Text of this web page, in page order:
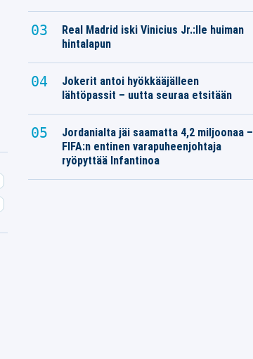
Real Madrid iski Vinicius Jr.:lle huiman
hintalapun
Jokerit antoi hyökkääjälleen
lähtöpassit – uutta seuraa etsitään
Jordanialta jäi saamatta 4,2 miljoonaa –
FIFA:n entinen varapuheenjohtaja
ryöpyttää Infantinoa